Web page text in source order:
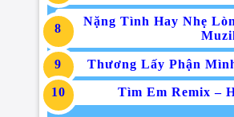
Nặng Tình Hay Nhẹ
Thương Lấy Phận
Tìm Em Remix –